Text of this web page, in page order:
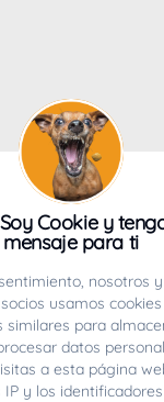
Soy Cookie y
mensaje para ti
nosotros y
usamos
similares para
datos
a esta página
IP y los